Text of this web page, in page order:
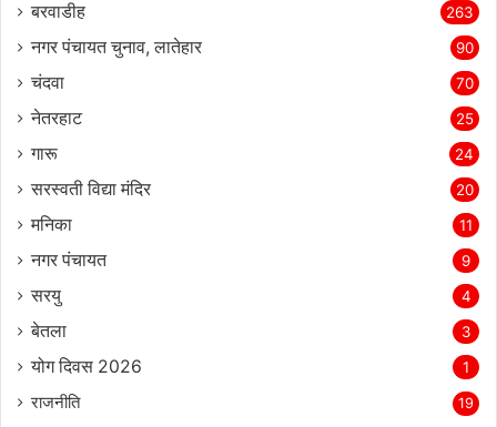
बरवाडीह 263
नगर पंचायत चुनाव, लातेहार 90
चंदवा 70
नेतरहाट 25
गारू 24
सरस्‍वती विद्या मंदिर 20
मनिका 11
नगर पंचायत 9
सरयु 4
बेतला 3
योग दिवस 2026 1
राजनीति 19